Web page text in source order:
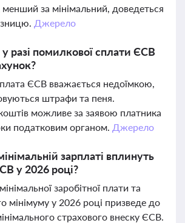
за мінімальний, доведеться
Джерело
разі помилкової сплати ЄСВ
ЄСВ вважається недоїмкою,
штрафи та пеня.
можливе за заявою платника
податковим органом. Джерело
зарплаті вплинуть
у 2026 році?
заробітної плати та
мінімуму у 2026 році призведе до
страхового внеску ЄСВ.